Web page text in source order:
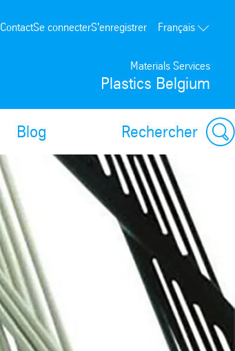
Materials Services
Plastics Belgium
ContactSe connecterS'enregistrer Français
Blog Rechercher